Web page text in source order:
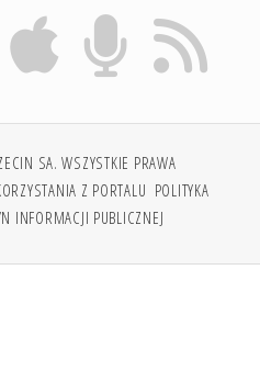
SA. WSZYSTKIE PRAWA
Z PORTALU POLITYKA
INFORMACJI PUBLICZNEJ